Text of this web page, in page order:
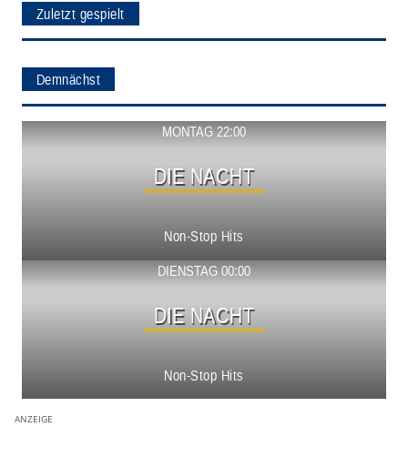
Zuletzt gespielt
Demnächst
MONTAG 22:00
DIE NACHT
Non-Stop Hits
Show ansehen
DIENSTAG 00:00
DIE NACHT
Non-Stop Hits
Show ansehen